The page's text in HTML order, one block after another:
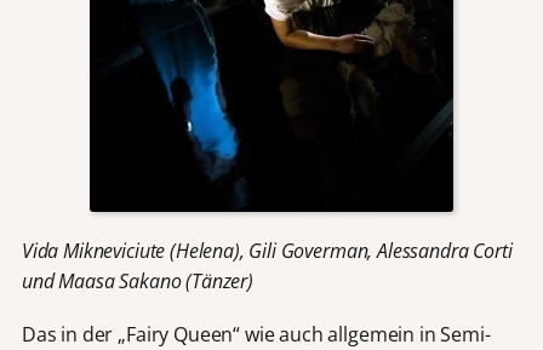
Vida Mikneviciute (Helena), Gili Goverman, Alessandra Corti
und Maasa Sakano (Tänzer)
Das in der „Fairy Queen“ wie auch allgemein in Semi-